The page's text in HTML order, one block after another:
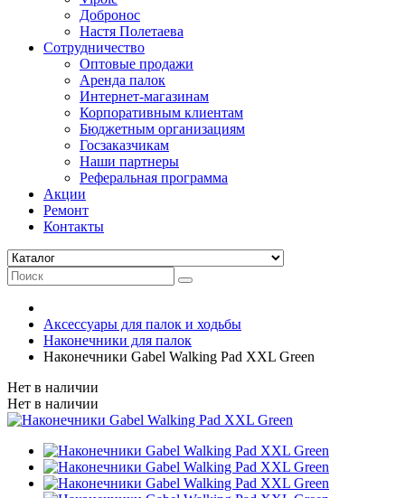
Добронос
Настя Полетаева
Сотрудничество
Оптовые продажи
Аренда палок
Интернет-магазинам
Корпоративным клиентам
Бюджетным организациям
Госзаказчикам
Наши партнеры
Реферальная программа
Акции
Ремонт
Контакты
Аксессуары для палок и ходьбы
Наконечники для палок
Наконечники Gabel Walking Pad XXL Green
Нет в наличии
Нет в наличии